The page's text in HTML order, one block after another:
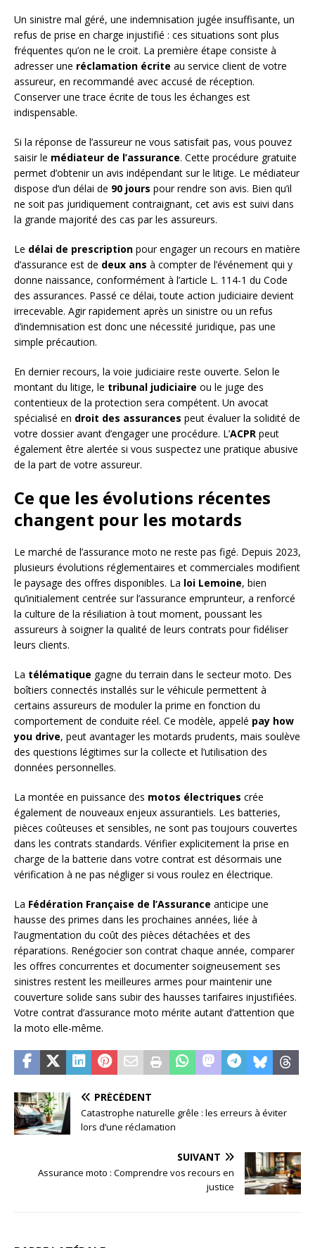
Un sinistre mal géré, une indemnisation jugée insuffisante, un
refus de prise en charge injustifié : ces situations sont plus
fréquentes qu’on ne le croit. La première étape consiste à
adresser une réclamation écrite au service client de votre
assureur, en recommandé avec accusé de réception.
Conserver une trace écrite de tous les échanges est
indispensable.
Si la réponse de l’assureur ne vous satisfait pas, vous pouvez
saisir le médiateur de l’assurance. Cette procédure gratuite
permet d’obtenir un avis indépendant sur le litige. Le médiateur
dispose d’un délai de 90 jours pour rendre son avis. Bien qu’il
ne soit pas juridiquement contraignant, cet avis est suivi dans
la grande majorité des cas par les assureurs.
Le délai de prescription pour engager un recours en matière
d’assurance est de deux ans à compter de l’événement qui y
donne naissance, conformément à l’article L. 114-1 du Code
des assurances. Passé ce délai, toute action judiciaire devient
irrecevable. Agir rapidement après un sinistre ou un refus
d’indemnisation est donc une nécessité juridique, pas une
simple précaution.
En dernier recours, la voie judiciaire reste ouverte. Selon le
montant du litige, le tribunal judiciaire ou le juge des
contentieux de la protection sera compétent. Un avocat
spécialisé en droit des assurances peut évaluer la solidité de
votre dossier avant d’engager une procédure. L’ACPR peut
également être alertée si vous suspectez une pratique abusive
de la part de votre assureur.
Ce que les évolutions récentes
changent pour les motards
Le marché de l’assurance moto ne reste pas figé. Depuis 2023,
plusieurs évolutions réglementaires et commerciales modifient
le paysage des offres disponibles. La loi Lemoine, bien
qu’initialement centrée sur l’assurance emprunteur, a renforcé
la culture de la résiliation à tout moment, poussant les
assureurs à soigner la qualité de leurs contrats pour fidéliser
leurs clients.
La télématique gagne du terrain dans le secteur moto. Des
boîtiers connectés installés sur le véhicule permettent à
certains assureurs de moduler la prime en fonction du
comportement de conduite réel. Ce modèle, appelé pay how
you drive, peut avantager les motards prudents, mais soulève
des questions légitimes sur la collecte et l’utilisation des
données personnelles.
La montée en puissance des motos électriques crée
également de nouveaux enjeux assurantiels. Les batteries,
pièces coûteuses et sensibles, ne sont pas toujours couvertes
dans les contrats standards. Vérifier explicitement la prise en
charge de la batterie dans votre contrat est désormais une
vérification à ne pas négliger si vous roulez en électrique.
La Fédération Française de l’Assurance anticipe une
hausse des primes dans les prochaines années, liée à
l’augmentation du coût des pièces détachées et des
réparations. Renégocier son contrat chaque année, comparer
les offres concurrentes et documenter soigneusement ses
sinistres restent les meilleures armes pour maintenir une
couverture solide sans subir des hausses tarifaires injustifiées.
Votre contrat d’assurance moto mérite autant d’attention que
la moto elle-même.
PRÉCÉDENT
Catastrophe naturelle grêle : les erreurs à éviter
lors d’une réclamation
SUIVANT
Assurance moto : Comprendre vos recours en
justice